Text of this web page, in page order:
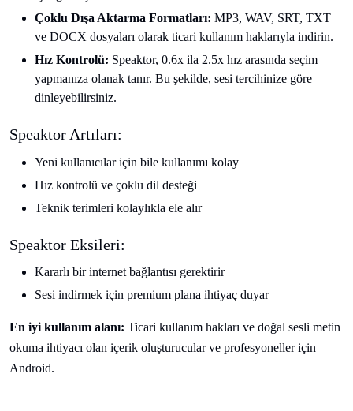
Çoklu Dışa Aktarma Formatları: MP3, WAV, SRT, TXT
ve DOCX dosyaları olarak ticari kullanım haklarıyla indirin.
Hız Kontrolü: Speaktor, 0.6x ila 2.5x hız arasında seçim
yapmanıza olanak tanır. Bu şekilde, sesi tercihinize göre
dinleyebilirsiniz.
Speaktor Artıları:
Yeni kullanıcılar için bile kullanımı kolay
Hız kontrolü ve çoklu dil desteği
Teknik terimleri kolaylıkla ele alır
Speaktor Eksileri:
Kararlı bir internet bağlantısı gerektirir
Sesi indirmek için premium plana ihtiyaç duyar
En iyi kullanım alanı: Ticari kullanım hakları ve doğal sesli metin
okuma ihtiyacı olan içerik oluşturucular ve profesyoneller için
Android.